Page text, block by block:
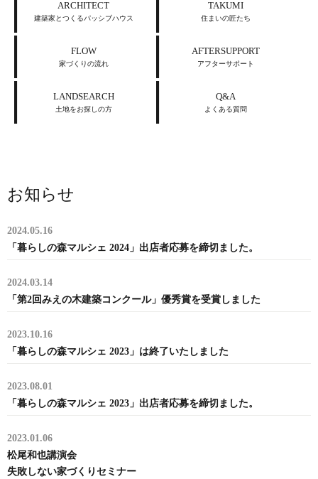
ARCHITECT
建築家とつくるパッシブハウス
TAKUMI
住まいの匠たち
FLOW
家づくりの流れ
AFTERSUPPORT
アフターサポート
LANDSEARCH
土地をお探しの方
Q&A
よくある質問
お知らせ
2024.05.16
「暮らしの森マルシェ 2024」出店者応募を締切ました。
2024.03.14
「第2回みえの木建築コンクール」優秀賞を受賞しました
2023.10.16
「暮らしの森マルシェ 2023」は終了いたしました
2023.08.01
「暮らしの森マルシェ 2023」出店者応募を締切ました。
2023.01.06
松尾和也講演会
失敗しない家づくりセミナー